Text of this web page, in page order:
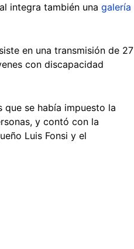
integra también una galería
en una transmisión de 27
con discapacidad
se había impuesto la
y contó con la
Luis Fonsi y el